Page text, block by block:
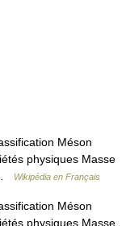
Méson
physiques Masse
Wikipédia en Français
Méson
physiques Masse